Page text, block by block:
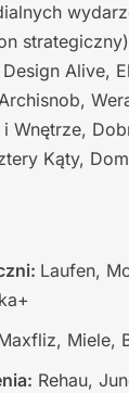
Alive,
i Wnętrze,
Kąty,
Laufen,
Miele,
Rehau,